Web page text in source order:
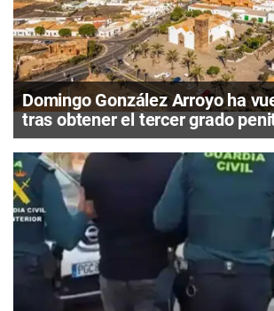
Domingo González Arroyo ha
tras obtener el tercer grado